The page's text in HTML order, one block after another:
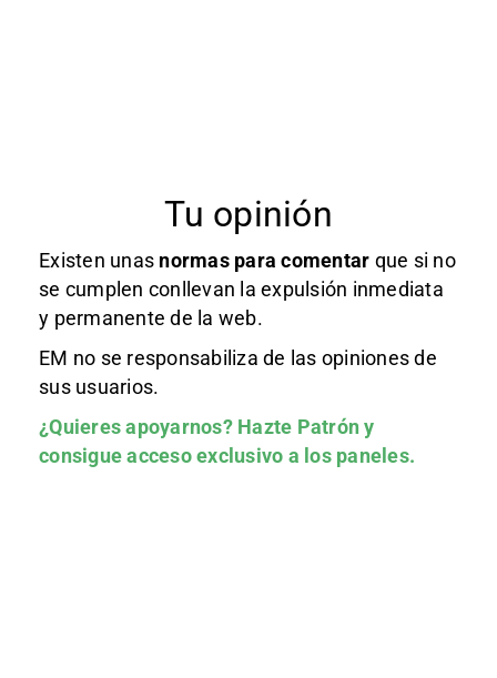
Tu opinión
Existen unas normas para comentar que si no
se cumplen conllevan la expulsión inmediata
y permanente de la web.
EM no se responsabiliza de las opiniones de
sus usuarios.
¿Quieres apoyarnos? Hazte Patróny
consigue acceso exclusivo a los paneles.